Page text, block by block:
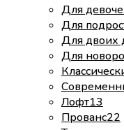
Для
Для
Для двоих
Для
Лофт13
Прованс22